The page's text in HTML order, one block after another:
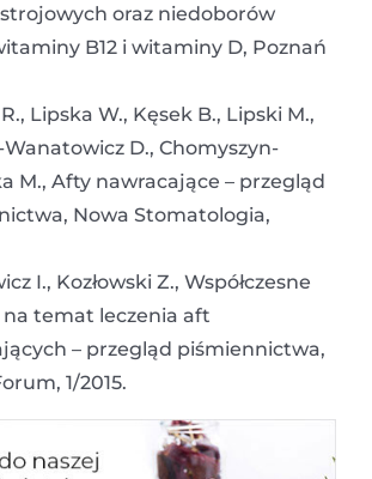
oraz niedoborów
B12 i witaminy D, Poznań
Lipska W., Kęsek B., Lipski M.,
Wanatowicz D., Chomyszyn-
M., Afty nawracające – przegląd
Nowa Stomatologia,
I., Kozłowski Z., Współczesne
temat leczenia aft
– przegląd piśmiennictwa,
1/2015.